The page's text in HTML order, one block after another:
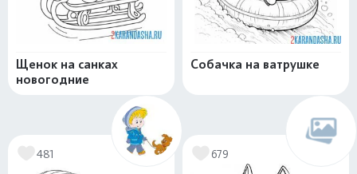
Щенок на санках
новогодние
Собачка на ватрушке
481 679